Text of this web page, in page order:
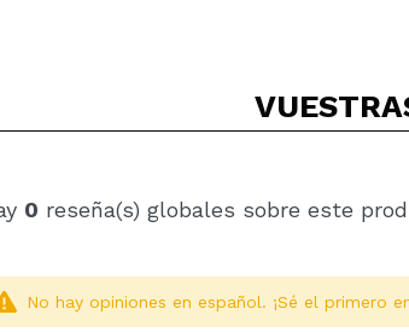
0 reseña(s) globales sobre este
No hay opiniones en español. ¡Sé el primero